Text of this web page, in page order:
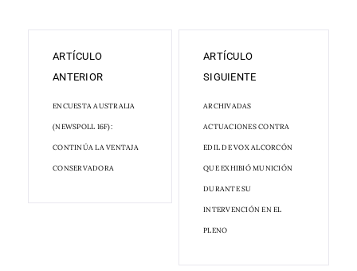
ARTÍCULO
ANTERIOR
ENCUESTA AUSTRALIA
(NEWSPOLL 16F):
CONTINÚA LA VENTAJA
CONSERVADORA
ARTÍCULO
SIGUIENTE
ARCHIVADAS
ACTUACIONES CONTRA
EDIL DE VOX ALCORCÓN
QUE EXHIBIÓ MUNICIÓN
DURANTE SU
INTERVENCIÓN EN EL
PLENO